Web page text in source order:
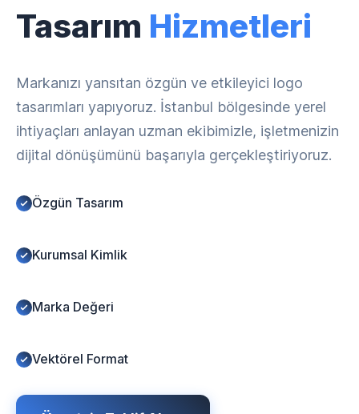
Tasarım Hizmetleri
Markanızı yansıtan özgün ve etkileyici logo
tasarımları yapıyoruz. İstanbul bölgesinde yerel
ihtiyaçları anlayan uzman ekibimizle, işletmenizin
dijital dönüşümünü başarıyla gerçekleştiriyoruz.
Özgün Tasarım
Kurumsal Kimlik
Marka Değeri
Vektörel Format